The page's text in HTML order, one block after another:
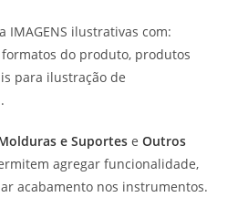
IMAGENS ilustrativas com:
do produto, produtos
para ilustração de
.
e Suportes eOutros
agregar funcionalidade,
acabamento nos instrumentos.